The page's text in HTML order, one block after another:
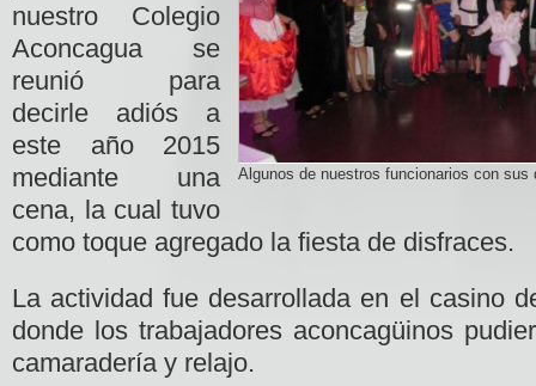
Algunos de nuestros funcionarios con sus
nuestro Colegio
Aconcagua se
reunió para
decirle adiós a
este año 2015
mediante una
cena, la cual tuvo
como toque agregado la fiesta de disfraces.
La actividad fue desarrollada en el casino
donde los trabajadores aconcagüinos
camaradería y relajo.